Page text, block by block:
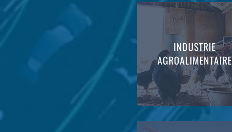
INDUSTRIE
AGROALIMENTAIRE